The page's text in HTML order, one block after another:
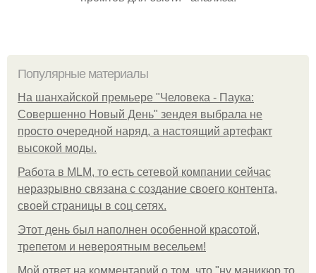
Популярные материалы
На шанхайской премьере "Человека - Паука:
Совершенно Новый День" зендея выбрала не
просто очередной наряд, а настоящий артефакт
высокой моды.
Работа в MLM, то есть сетевой компании сейчас
неразрывно связана с создание своего контента,
своей страницы в соц сетях.
Этот день был наполнен особенной красотой,
трепетом и невероятным весельем!
Мой ответ на комментарий о том, что "ну маникюр то